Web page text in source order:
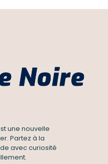
une nouvelle
Partez à la
avec curiosité